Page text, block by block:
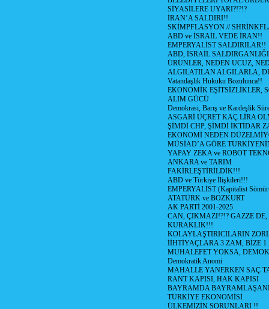
SİYASİLERE UYARI?!?!?
İRAN’A SALDIRI!!
SKİMPFLASYON //
ABD ve İSRAİL VEDE İRAN!!
EMPERYALİST SALDIRILAR!!
ABD, İSRAİL SALDIRGANLIĞI
ÜRÜNLER, NEDEN UCUZ,
ALGILATILAN ALGILARLA,
Vatandaşlık Hukuku Bozulunca!!
EKONOMİK EŞİTSİZLİKLER,
ALIM GÜCÜ
Demokrasi, Barış ve Kardeşlik
ASGARİ ÜÇRET KAÇ LİRA
ŞİMDİ CHP, ŞİMDİ İKTİDAR
EKONOMİ NEDEN
MÜSİAD’A GÖRE
YAPAY ZEKA ve ROBOT
ANKARA ve TARIM
FAKİRLEŞTİRİLDİK!!!
ABD ve Türkiye İlişkileri!!!
EMPERYALİST (Kapitalist
ATATÜRK ve BOZKURT
AK PARTİ 2001-2025
CAN, ÇIKMAZI!?!? GAZZE
KURAKLIK!!!
KOLAYLAŞTIRICILARIN
İİHTİYAÇLARA 3 ZAM, BİZE
MUHALEFET YOKSA,
Demokratik Anomi
MAHALLE YANERKEN SAÇ
RANT KAPISI, HAK KAPISI
BAYRAMDA
TÜRKİYE EKONOMİSİ
ÜLKEMİZİN SORUNLARI !!